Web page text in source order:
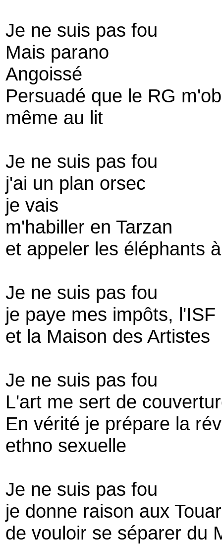
Je ne suis pas fou
Mais parano
Angoissé
Persuadé que le RG
même au lit
Je ne suis pas fou
j'ai un plan orsec
je vais
m'habiller en Tarzan
et appeler les éléphants
Je ne suis pas fou
je paye mes impôts, l'ISF
et la Maison des Artistes
Je ne suis pas fou
L'art me sert de
En vérité je prépare la
ethno sexuelle
Je ne suis pas fou
je donne raison aux
de vouloir se séparer du